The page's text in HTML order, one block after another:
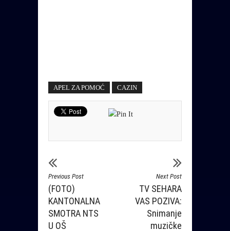
APEL ZA POMOĆ CAZIN
Previous Post
(FOTO)
KANTONALNA
SMOTRA NTS
U OŠ
Next Post
TV SEHARA
VAS POZIVA:
Snimanje
muzičke